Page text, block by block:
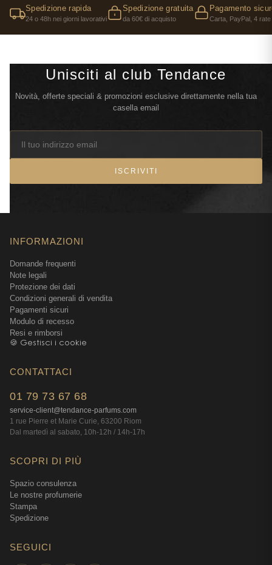
Spedizione rapida
24 o 48h nei giorni lavorativi
Spedizione gratuita
da 60€ di acquisto
Pagamento
Carta, PayPal, 4
Unisciti al club Tendance
Novità, offerte speciali & promozioni esclusive direttamente nella tua
casella email
ISCRIVITI
INFORMAZIONI
Domande frequenti
Note legali
Protezione dei dati
Condizioni generali di vendita
Pagamenti sicuri
Modulo di recesso
Resi e rimborsi
🍪 Gestisci i cookie
CONTATTACI
01 79 73 67 68
service-client@tendance-parfums.com
1 rue Pierre et Marie Curie, 63200 Riom
Dal martedì al sabato, 10h-12h / 14h-17h
SCOPRI DI PIÙ
Spazio consulenza
Le nostre profumerie
Stampa
Spedizione
SEGUICI